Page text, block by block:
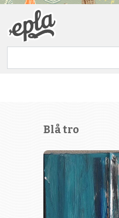
Blå tro